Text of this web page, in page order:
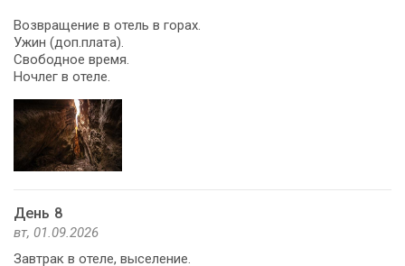
Возвращение в отель в горах.
Ужин (доп.плата).
Свободное время.
Ночлег в отеле.
День 8
вт, 01.09.2026
Завтрак в отеле, выселение.